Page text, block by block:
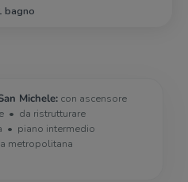
bagno
Michele: con ascensore
da ristrutturare
piano intermedio
metropolitana